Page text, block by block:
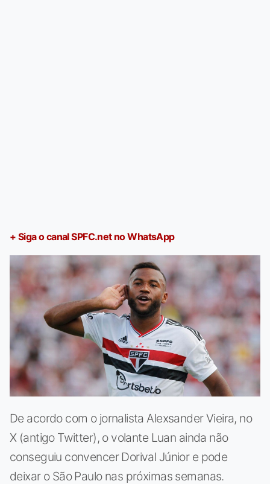
+ Siga o canal SPFC.net no WhatsApp
De acordo com o jornalista Alexsander Vieira, no
X (antigo Twitter), o volante Luan ainda não
conseguiu convencer Dorival Júnior e pode
deixar o São Paulo nas próximas semanas.